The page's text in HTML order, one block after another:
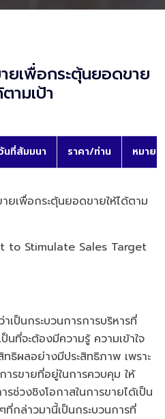
ยเพื่อกระตุ้นยอดขาย
ามเป้า
นที่สัมมนา ราคา/ท่าน หมายเ
ยเพื่อกระตุ้นยอดขายให้ได้ตาม
to Stimulate Sales Target
เป็นกระบวนการการบริหารที่
ที่จะต้องมีความรู้ ความเข้าใจ
ทธิผลอย่างมีประสิทธิภาพ เพราะ
ารขายที่อยู่ในการควบคุม ให้
รช่วงชิงโอกาสในการขายได้เป็น
กล่าวมานี้เป็นกระบวนการที่